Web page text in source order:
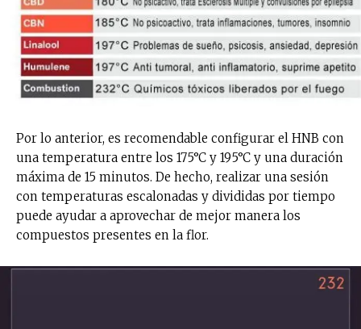
tobacco harm reduction in your email.
SUBSCRIBIRSE
Por lo anterior, es recomendable configurar el HNB con
una temperatura entre los 175°C y 195°C y una duración
máxima de 15 minutos. De hecho, realizar una sesión
con temperaturas escalonadas y divididas por tiempo
puede ayudar a aprovechar de mejor manera los
compuestos presentes en la flor.